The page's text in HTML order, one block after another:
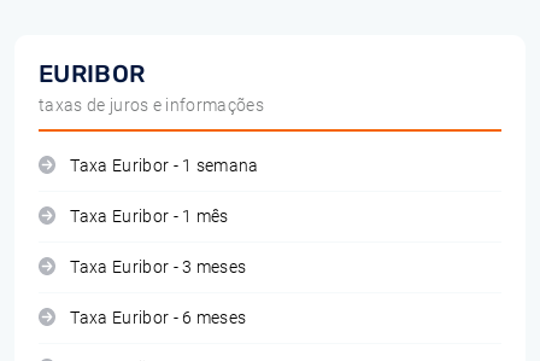
EURIBOR
taxas de juros e informações
Taxa Euribor - 1 semana
Taxa Euribor - 1 mês
Taxa Euribor - 3 meses
Taxa Euribor - 6 meses